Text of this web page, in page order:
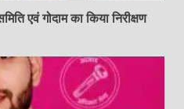
एवं गोदाम का किया निरीक्षण